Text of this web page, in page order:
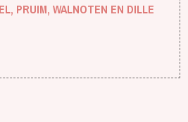
PRUIM, WALNOTEN EN DILLE